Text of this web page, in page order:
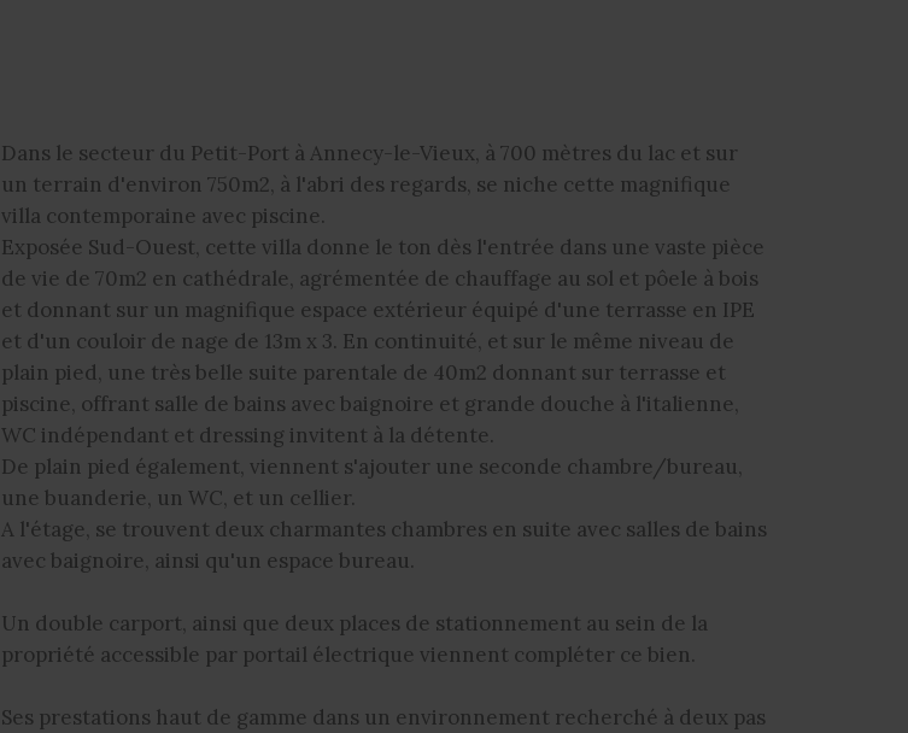
Dans le secteur du Petit-Port à Annecy-le-Vieux, à 700 mètres du lac et sur
un terrain d'environ 750m2, à l'abri des regards, se niche cette magnifique
villa contemporaine avec piscine.
Exposée Sud-Ouest, cette villa donne le ton dès l'entrée dans une vaste pièce
de vie de 70m2 en cathédrale, agrémentée de chauffage au sol et pôele à bois
et donnant sur un magnifique espace extérieur équipé d'une terrasse en IPE
et d'un couloir de nage de 13m x 3. En continuité, et sur le même niveau de
plain pied, une très belle suite parentale de 40m2 donnant sur terrasse et
piscine, offrant salle de bains avec baignoire et grande douche à l'italienne,
WC indépendant et dressing invitent à la détente.
De plain pied également, viennent s'ajouter une seconde chambre/bureau,
une buanderie, un WC, et un cellier.
A l'étage, se trouvent deux charmantes chambres en suite avec salles de bains
avec baignoire, ainsi qu'un espace bureau.
Un double carport, ainsi que deux places de stationnement au sein de la
propriété accessible par portail électrique viennent compléter ce bien.
Ses prestations haut de gamme dans un environnement recherché à deux pas